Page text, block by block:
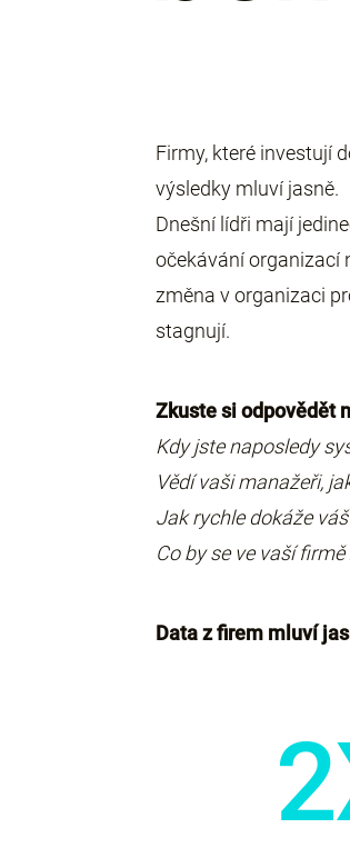
Firmy, které investují
výsledky mluví jasně.
Dnešní lídři mají
očekávání organizací
změna v organizaci
stagnují.
Zkuste si odpovědět
Kdy jste naposledy
Vědí vaši manažeři,
Jak rychle dokáže
Co by se ve vaší
Data z firem mluví